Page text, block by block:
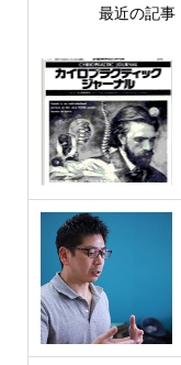
最近の記事